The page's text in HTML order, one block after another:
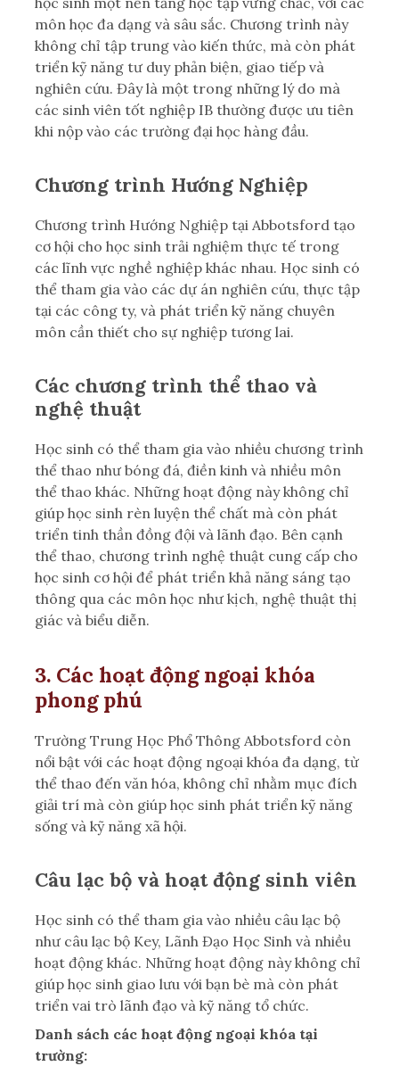
môn học đa dạng và sâu sắc. Chương trình này
không chỉ tập trung vào kiến thức, mà còn phát
triển kỹ năng tư duy phản biện, giao tiếp và
nghiên cứu. Đây là một trong những lý do mà
các sinh viên tốt nghiệp IB thường được ưu tiên
khi nộp vào các trường đại học hàng đầu.
Chương trình Hướng Nghiệp
Chương trình Hướng Nghiệp tại Abbotsford tạo
cơ hội cho học sinh trải nghiệm thực tế trong
các lĩnh vực nghề nghiệp khác nhau. Học sinh có
thể tham gia vào các dự án nghiên cứu, thực tập
tại các công ty, và phát triển kỹ năng chuyên
môn cần thiết cho sự nghiệp tương lai.
Các chương trình thể thao và
nghệ thuật
Học sinh có thể tham gia vào nhiều chương trình
thể thao như bóng đá, điền kinh và nhiều môn
thể thao khác. Những hoạt động này không chỉ
giúp học sinh rèn luyện thể chất mà còn phát
triển tinh thần đồng đội và lãnh đạo. Bên cạnh
thể thao, chương trình nghệ thuật cung cấp cho
học sinh cơ hội để phát triển khả năng sáng tạo
thông qua các môn học như kịch, nghệ thuật thị
giác và biểu diễn.
3. Các hoạt động ngoại khóa
phong phú
Trường Trung Học Phổ Thông Abbotsford còn
nổi bật với các hoạt động ngoại khóa đa dạng, từ
thể thao đến văn hóa, không chỉ nhằm mục đích
giải trí mà còn giúp học sinh phát triển kỹ năng
sống và kỹ năng xã hội.
Câu lạc bộ và hoạt động sinh viên
Học sinh có thể tham gia vào nhiều câu lạc bộ
như câu lạc bộ Key, Lãnh Đạo Học Sinh và nhiều
hoạt động khác. Những hoạt động này không chỉ
giúp học sinh giao lưu với bạn bè mà còn phát
triển vai trò lãnh đạo và kỹ năng tổ chức.
Danh sách các hoạt động ngoại khóa tại
trường: